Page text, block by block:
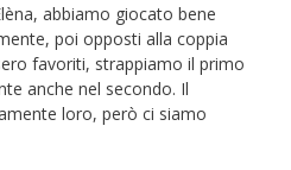
abbiamo giocato bene
poi opposti alla coppia
favoriti, strappiamo il primo
anche nel secondo. Il
loro, però ci siamo